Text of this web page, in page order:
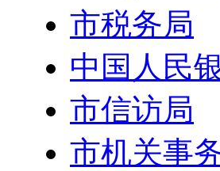
市税务局
中国人民
市信访局
市机关事